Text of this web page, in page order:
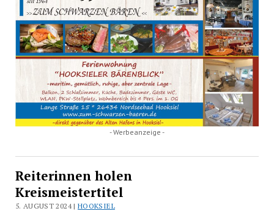
- Werbeanzeige -
Reiterinnen holen
Kreismeistertitel
5. AUGUST 2024 |HOOKSIEL